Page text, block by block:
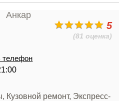
5
(81 оценка)
телефон
Кузовной ремонт, Экспресс-